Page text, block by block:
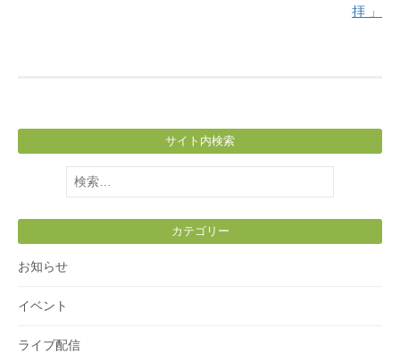
拝 」
サイト内検索
検
索:
カテゴリー
お知らせ
イベント
ライブ配信